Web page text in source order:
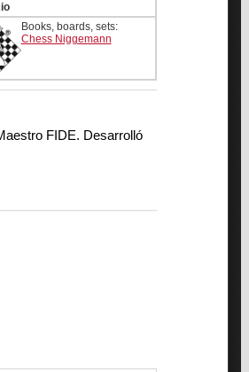
Books, boards, sets:
Chess Niggemann
FIDE. Desarrolló